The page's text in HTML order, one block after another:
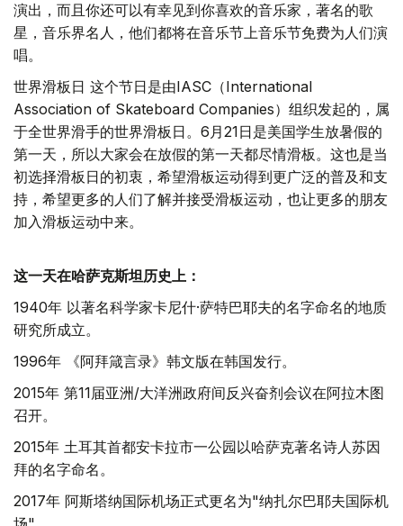
演出，而且你还可以有幸见到你喜欢的音乐家，著名的歌
星，音乐界名人，他们都将在音乐节上音乐节免费为人们演
唱。
世界滑板日 这个节日是由IASC（International
Association of Skateboard Companies）组织发起的，属
于全世界滑手的世界滑板日。6月21日是美国学生放暑假的
第一天，所以大家会在放假的第一天都尽情滑板。这也是当
初选择滑板日的初衷，希望滑板运动得到更广泛的普及和支
持，希望更多的人们了解并接受滑板运动，也让更多的朋友
加入滑板运动中来。
这一天在哈萨克斯坦历史上：
1940年 以著名科学家卡尼什·萨特巴耶夫的名字命名的地质
研究所成立。
1996年 《阿拜箴言录》韩文版在韩国发行。
2015年 第11届亚洲/大洋洲政府间反兴奋剂会议在阿拉木图
召开。
2015年 土耳其首都安卡拉市一公园以哈萨克著名诗人苏因
拜的名字命名。
2017年 阿斯塔纳国际机场正式更名为"纳扎尔巴耶夫国际机